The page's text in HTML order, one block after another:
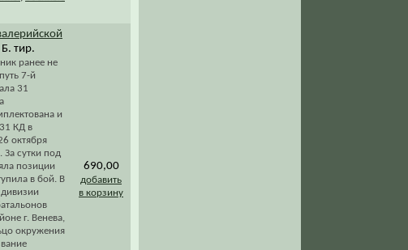
тир.
ранее не
7-й
31
и
КД в
октября
За сутки под
позиции
в бой. В
г. Венева,
окружения
690,00
добавить
в корзину